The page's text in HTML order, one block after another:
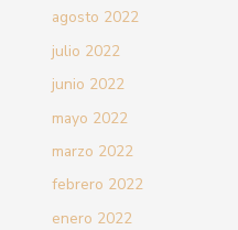
agosto 2022
julio 2022
junio 2022
mayo 2022
marzo 2022
febrero 2022
enero 2022